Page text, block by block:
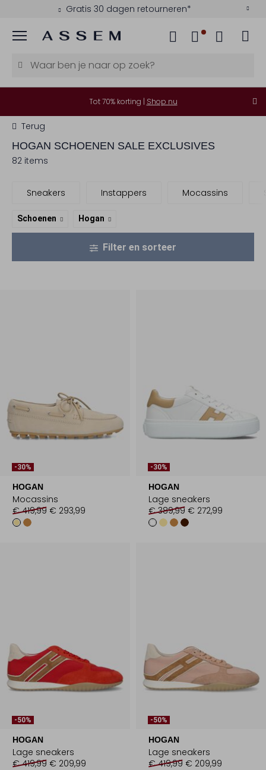
Gratis 30 dagen retourneren*
Menu
Tot 70% korting | Shop nu
Terug
HOGAN SCHOENEN SALE EXCLUSIVES
82 items
Sneakers Instappers Mocassins
Schoenen Hogan
Filter en sorteer
-30%
HOGAN
Mocassins
€ 419,99 € 293,99
-30%
HOGAN
Lage sneakers
€ 389,99 € 272,99
-50%
HOGAN
Lage sneakers
€ 419,99 € 209,99
-50%
HOGAN
Lage sneakers
€ 419,99 € 209,99